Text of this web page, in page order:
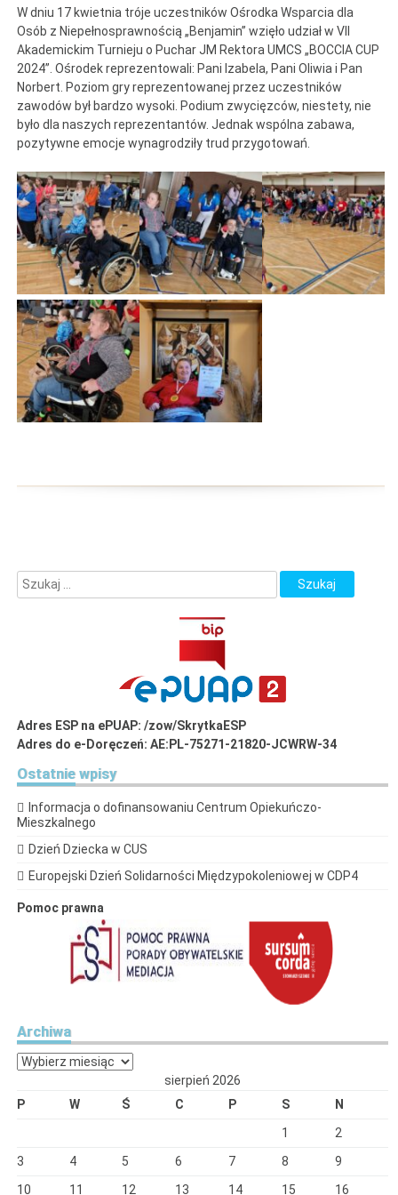
W dniu 17 kwietnia tróje uczestników Ośrodka Wsparcia dla
Osób z Niepełnosprawnością „Benjamin” wzięło udział w VII
Akademickim Turnieju o Puchar JM Rektora UMCS „BOCCIA CUP
2024”. Ośrodek reprezentowali: Pani Izabela, Pani Oliwia i Pan
Norbert. Poziom gry reprezentowanej przez uczestników
zawodów był bardzo wysoki. Podium zwycięzców, niestety, nie
było dla naszych reprezentantów. Jednak wspólna zabawa,
pozytywne emocje wynagrodziły trud przygotowań.
Adres ESP na ePUAP: /zow/SkrytkaESP
Adres do e-Doręczeń: AE:PL-75271-21820-JCWRW-34
Ostatnie wpisy
Informacja o dofinansowaniu Centrum Opiekuńczo-
Mieszkalnego
Dzień Dziecka w CUS
Europejski Dzień Solidarności Międzypokoleniowej w CDP4
Pomoc prawna
Archiwa
Archiwa
sierpień 2026
P
W Ś C P S
N
1
2
3
4 5 6 7 8
9
10
11 12 13 14 15 16